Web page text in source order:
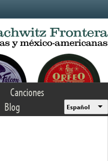
Canciones
Blog Español